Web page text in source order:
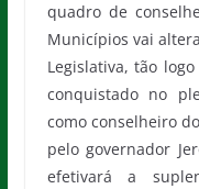
quadro de
Municípios vai
Legislativa, tão
conquistado no
como conselheiro
pelo governador
efetivará a